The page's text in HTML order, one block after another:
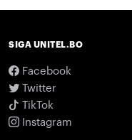
SIGA UNITEL.BO
Facebook
Twitter
TikTok
Instagram